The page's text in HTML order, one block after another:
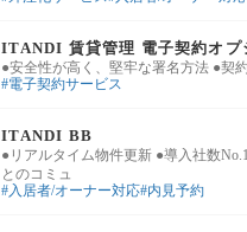
ITANDI 賃貸管理 電子契約オプ
●安全性が高く、堅牢な署名方法 ●契
電子契約サービス
ITANDI BB
●リアルタイム物件更新 ●導入社数
とのコミュ
入居者/オーナー対応 内見予約